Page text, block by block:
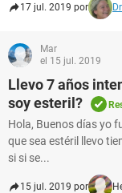
17 jul. 2019 por
Mar
el 15 jul. 2019
Llevo 7 años
soy esteril?
Hola, Buenos días yo
que sea estéril llevo
si si se...
15 jul. 2019 por